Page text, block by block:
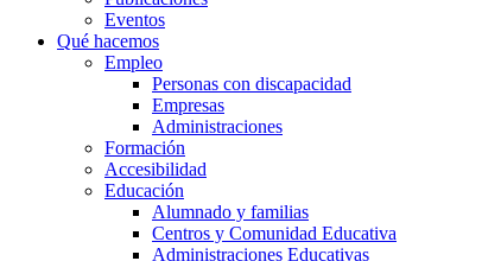
Eventos
Qué hacemos
Empleo
Personas con discapacidad
Empresas
Administraciones
Formación
Accesibilidad
Educación
Alumnado y familias
Centros y Comunidad Educativa
Administraciones Educativas